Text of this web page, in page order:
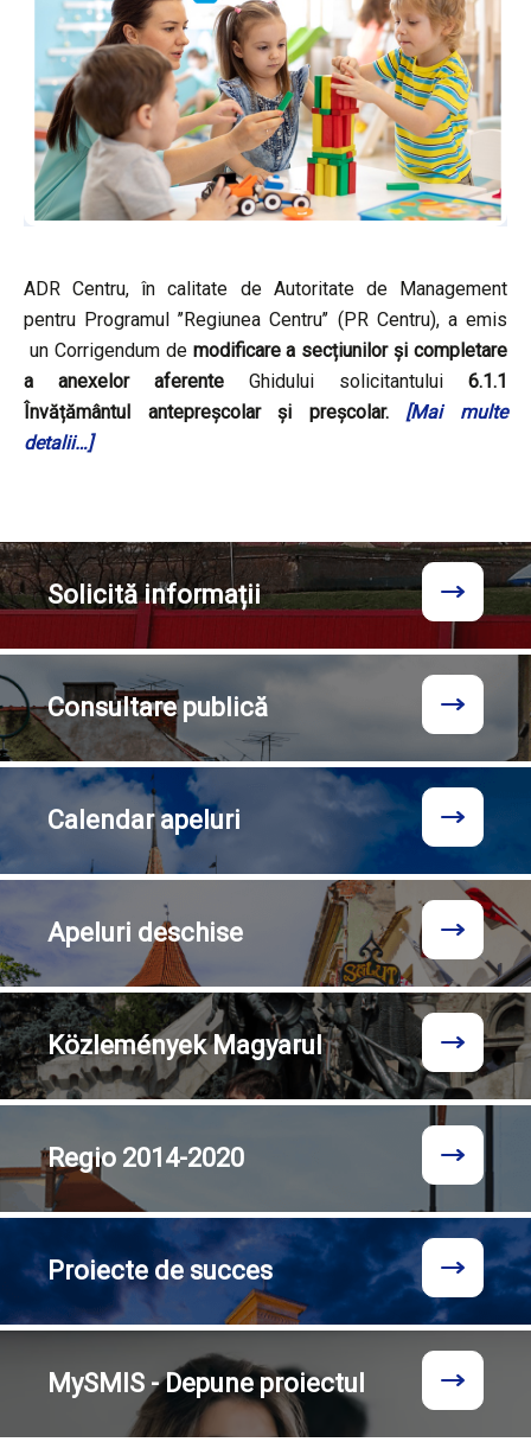
ADR Centru, în calitate de Autoritate de Management
pentru Programul ’’Regiunea Centru’’ (PR Centru), a emis
un Corrigendum de modificare a secțiunilor și completare
a anexelor aferente Ghidului solicitantului 6.1.1
Învățământul antepreșcolar și preșcolar.
[Mai multe
detalii…]
Solicităinformații
Consultarepublică
Calendarapeluri
Apeluri deschise
KözleményekMagyarul
Regio 2014-2020
Proiecte de succes
MySMIS - Depune proiectul